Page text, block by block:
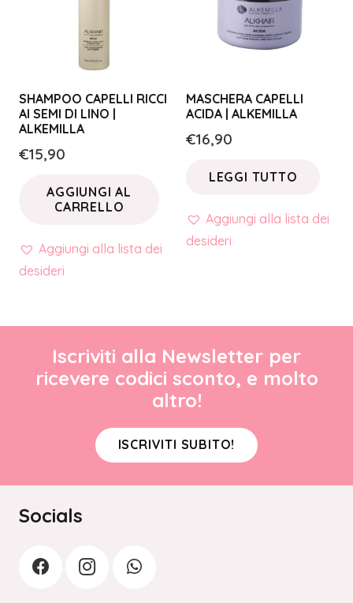
SHAMPOO CAPELLI RICCI
AI SEMI DI LINO |
ALKEMILLA
€15,90
AGGIUNGI AL
CARRELLO
Aggiungi alla lista dei
desideri
MASCHERA CAPELLI
ACIDA | ALKEMILLA
€16,90
LEGGI TUTTO
Aggiungi alla lista dei
desideri
Iscriviti alla Newsletter per
ricevere codici sconto, e molto
altro!
ISCRIVITI SUBITO!
Socials